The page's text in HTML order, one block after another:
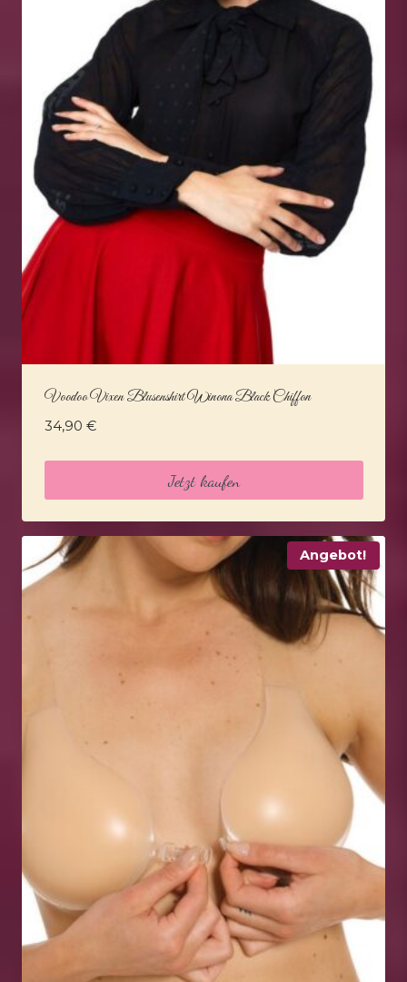
Voodoo Vixen Blusenshirt Winona Black Chiffon
34,90 €
Jetzt kaufen
Angebot!